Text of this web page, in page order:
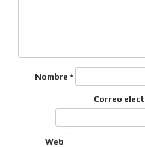
Nombre *
Correo
Web